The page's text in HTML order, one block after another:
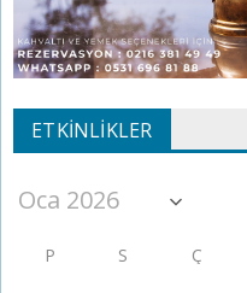
ETKINLIKLER
P S Ç